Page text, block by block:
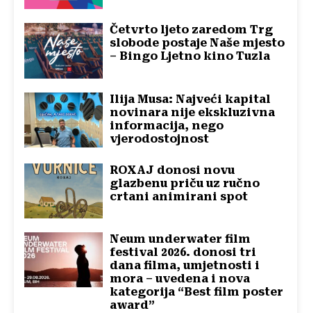
Četvrto ljeto zaredom Trg
slobode postaje Naše mjesto
– Bingo Ljetno kino Tuzla
Ilija Musa: Najveći kapital
novinara nije ekskluzivna
informacija, nego
vjerodostojnost
ROXAJ donosi novu
glazbenu priču uz ručno
crtani animirani spot
Neum underwater film
festival 2026. donosi tri
dana filma, umjetnosti i
mora – uvedena i nova
kategorija “Best film poster
award”